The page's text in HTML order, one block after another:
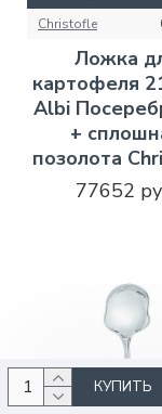
КУПИТЬ
Christofle
Ложка
картофеля
Albi
+
позолота
77652